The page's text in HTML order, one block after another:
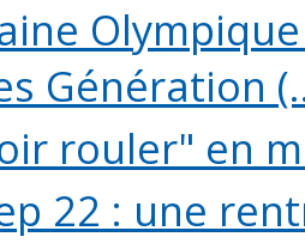
Génération
rouler" en
22 : une